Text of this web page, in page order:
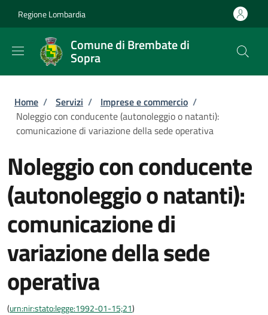
Regione Lombardia
Comune di Brembate di
Sopra
Briciole di pane
Home / Servizi / Imprese e commercio /
Noleggio con conducente (autonoleggio o natanti):
comunicazione di variazione della sede operativa
Noleggio con conducente
(autonoleggio o natanti):
comunicazione di
variazione della sede
operativa
(urn:nir:stato:legge:1992-01-15;21)